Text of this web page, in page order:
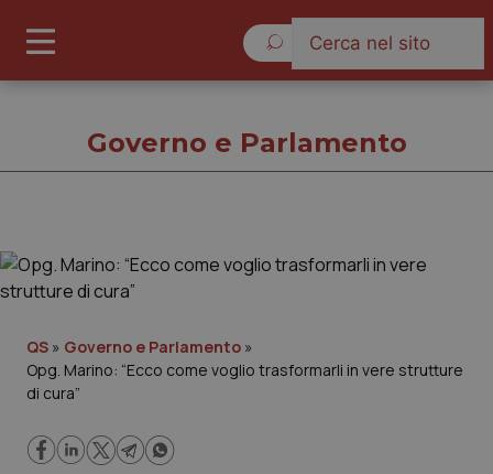
Governo e Parlamento
Regioni e Asl
Governo e Parlamento
QS » Governo e Parlamento »
Opg. Marino: “Ecco come voglio trasformarli in vere strutture
di cura”